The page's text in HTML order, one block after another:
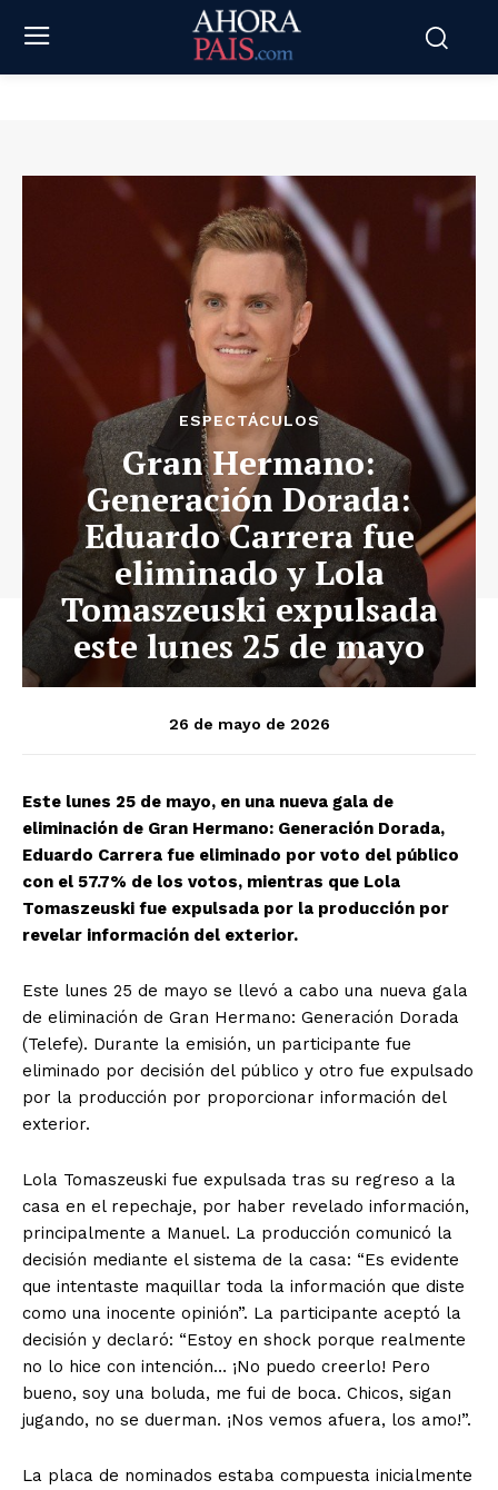
ESPECTÁCULOS
Gran Hermano:
Generación Dorada:
Eduardo Carrera fue
eliminado y Lola
Tomaszeuski expulsada
este lunes 25 de mayo
26 de mayo de 2026
Este lunes 25 de mayo, en una nueva gala de
eliminación de Gran Hermano: Generación Dorada,
Eduardo Carrera fue eliminado por voto del público
con el 57.7% de los votos, mientras que Lola
Tomaszeuski fue expulsada por la producción por
revelar información del exterior.
Este lunes 25 de mayo se llevó a cabo una nueva gala
de eliminación de Gran Hermano: Generación Dorada
(Telefe). Durante la emisión, un participante fue
eliminado por decisión del público y otro fue expulsado
por la producción por proporcionar información del
exterior.
Lola Tomaszeuski fue expulsada tras su regreso a la
casa en el repechaje, por haber revelado información,
principalmente a Manuel. La producción comunicó la
decisión mediante el sistema de la casa: “Es evidente
que intentaste maquillar toda la información que diste
como una inocente opinión”. La participante aceptó la
decisión y declaró: “Estoy en shock porque realmente
no lo hice con intención… ¡No puedo creerlo! Pero
bueno, soy una boluda, me fui de boca. Chicos, sigan
jugando, no se duerman. ¡Nos vemos afuera, los amo!”.
La placa de nominados estaba compuesta inicialmente